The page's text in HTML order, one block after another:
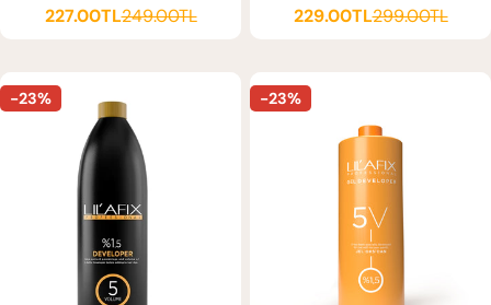
Satış
227.00TLNormal
249.00TL
Satış
229.00TLNormal
299.00TL
-23% -23%